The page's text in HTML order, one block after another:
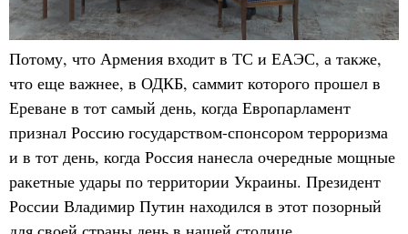
Потому, что Армения входит в ТС и ЕАЭС, а также,
что еще важнее, в ОДКБ, саммит которого прошел в
Ереване в тот самый день, когда Европарламент
признал Россию государством-спонсором терроризма
и в тот день, когда Россия нанесла очередные мощные
ракетные удары по территории Украины. Президент
России Владимир Путин находился в этот позорный